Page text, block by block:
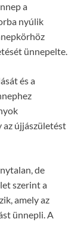
a
nyúlik
ünnepelte.
és a
az újjászületést
de
szerint a
amely az
ünnepli. A